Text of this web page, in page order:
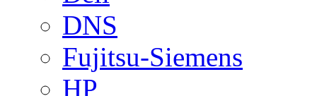
DNS
Fujitsu-Siemens
HP